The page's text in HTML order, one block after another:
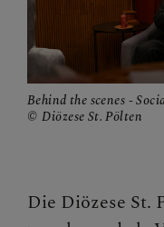
Behind the scenes -
Diözese St. Pölten
Die Diözese St.